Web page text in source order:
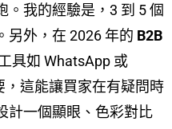
。我的經驗是，3 到 5 個
另外，在 2026 年的 B2B
具如 WhatsApp 或
這能讓買家在有疑問時
計一個顯眼、色彩對比